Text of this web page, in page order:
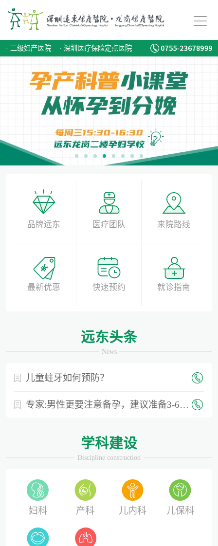
· 二级妇产医院 · 深圳医疗保险定点医院
品牌远东 医疗团队 来院路线
最新优惠 快速预约 就诊指南
远东头条
News
备孕迟迟怀不上，问题到底出在哪？
爱有光，愈未来！深圳远东龙岗妇产医院儿童康复专科正式启航！
儿童蛀牙如何预防？
专家:男性更要注意备孕，建议准备3-6个月时间
学科建设
Discipline construction
妇科 产科 儿内科 儿保科